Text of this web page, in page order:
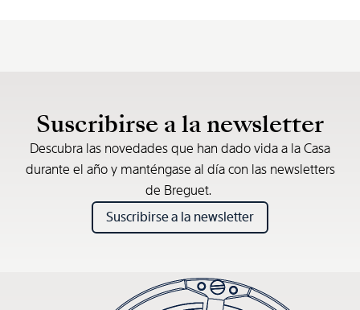
Suscribirse a la newsletter
Descubra las novedades que han dado vida a la Casa
durante el año y manténgase al día con las newsletters
de Breguet.
Suscribirse a la newsletter